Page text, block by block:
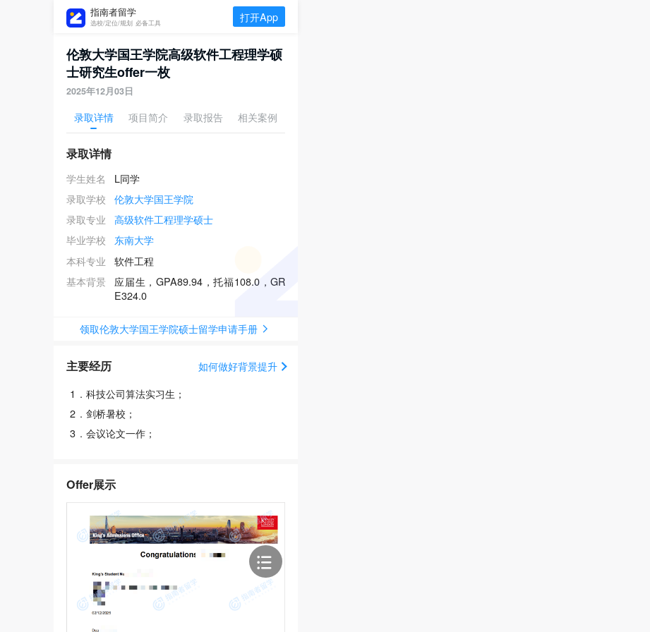
指南者留学
选校/定位/规划 必备工具 打开App
伦敦大学国王学院高级软件工程理学硕
士研究生offer一枚
2025年12月03日
录取详情 项目简介 录取报告 相关案例
录取详情
学生姓名
L同学
录取学校
伦敦大学国王学院
录取专业
高级软件工程理学硕士
毕业学校
东南大学
本科专业
软件工程
基本背景
应届生，GPA89.94，托福108.0，GR
E324.0
领取伦敦大学国王学院硕士留学申请手册
主要经历
如何做好背景提升
1 . 科技公司算法实习生；
2 . 剑桥暑校；
3 . 会议论文一作；
Offer展示